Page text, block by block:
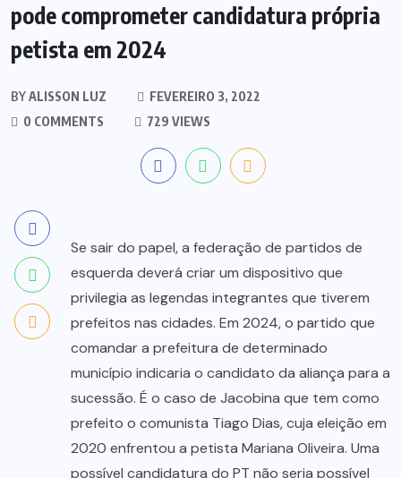
pode comprometer candidatura própria
petista em 2024
BYALISSON LUZ
FEVEREIRO 3, 2022
0 COMMENTS
729 VIEWS
Se sair do papel, a federação de partidos de
esquerda deverá criar um dispositivo que
privilegia as legendas integrantes que tiverem
prefeitos nas cidades. Em 2024, o partido que
comandar a prefeitura de determinado
município indicaria o candidato da aliança para a
sucessão. É o caso de Jacobina que tem como
prefeito o comunista Tiago Dias, cuja eleição em
2020 enfrentou a petista Mariana Oliveira. Uma
possível candidatura do PT não seria possível